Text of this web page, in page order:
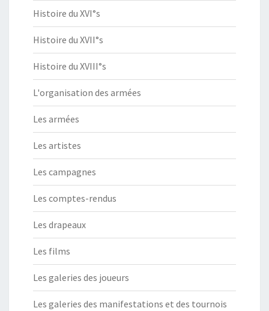
Histoire du XVI°s
Histoire du XVII°s
Histoire du XVIII°s
L'organisation des armées
Les armées
Les artistes
Les campagnes
Les comptes-rendus
Les drapeaux
Les films
Les galeries des joueurs
Les galeries des manifestations et des tournois